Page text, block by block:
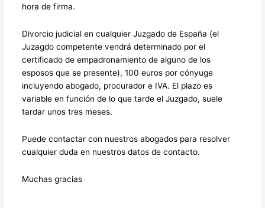
hora de firma.
Divorcio judicial en cualquier Juzgado de España (el
Juzagdo competente vendrá determinado por el
certificado de empadronamiento de alguno de los
esposos que se presente), 100 euros por cónyuge
incluyendo abogado, procurador e IVA. El plazo es
variable en función de lo que tarde el Juzgado, suele
tardar unos tres meses.
Puede contactar con nuestros abogados para resolver
cualquier duda en nuestros datos de contacto.
Muchas gracias